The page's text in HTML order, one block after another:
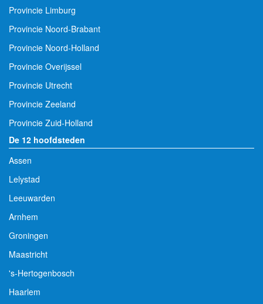
Provincie Limburg
Provincie Noord-Brabant
Provincie Noord-Holland
Provincie Overijssel
Provincie Utrecht
Provincie Zeeland
Provincie Zuid-Holland
De 12 hoofdsteden
Assen
Lelystad
Leeuwarden
Arnhem
Groningen
Maastricht
's-Hertogenbosch
Haarlem